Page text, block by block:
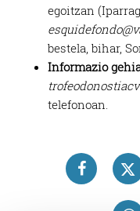
egoitzan
bestela, bihar,
Informazio
telefonoan.